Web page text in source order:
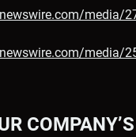
media/
media/